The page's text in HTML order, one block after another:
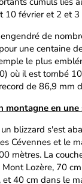
10 février et 2 et 3
de
une centaine
le plus
où il est tombé
de 86,9 mm
montagne en une
blizzard s'est
Cévennes et le
mètres. La
Lozère, 70
et 40 cm dans le